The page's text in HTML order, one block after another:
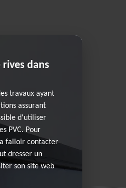
rives dans
travaux ayant
assurant
d'utiliser
PVC. Pour
falloir contacter
dresser un
son site web